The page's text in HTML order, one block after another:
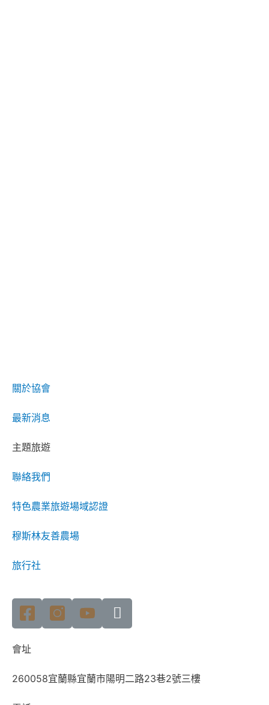
關於協會
最新消息
主題旅遊
聯絡我們
特色農業旅遊場域認證
穆斯林友善農場
旅行社
會址
260058宜蘭縣宜蘭市陽明二路23巷2號三樓